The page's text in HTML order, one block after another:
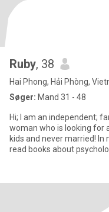
Ruby, 38
Hai Phong, Hải Phòng,
Søger: Mand 31 - 48
Hi; I am an independent; family
woman who is looking for
kids and never married! In
read books about